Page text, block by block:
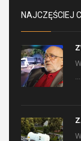
NAJCZĘŚCIEJ